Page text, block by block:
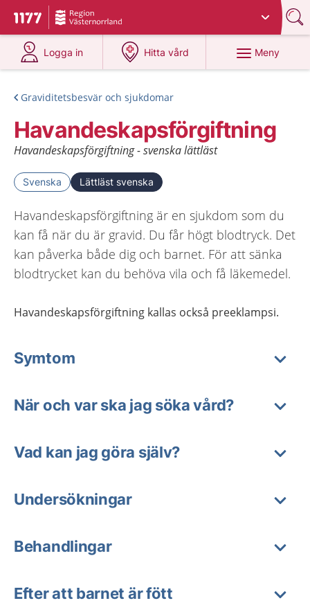
Till startsidan för 1177
Du har valt region
Logga in
på 1177.se
Hitta vård
på 1177.se
Meny
Graviditetsbesvär och sjukdomar
Havandeskapsförgiftning
Havandeskapsförgiftning - svenska lättläst
Svenska Lättläst svenska
Havandeskapsförgiftning är en sjukdom som du
kan få när du är gravid. Du får högt blodtryck. Det
kan påverka både dig och barnet. För att sänka
blodtrycket kan du behöva vila och få läkemedel.
Havandeskapsförgiftning kallas också preeklampsi.
Symtom
När och var ska jag söka vård?
Vad kan jag göra själv?
Undersökningar
Behandlingar
Efter att barnet är fött